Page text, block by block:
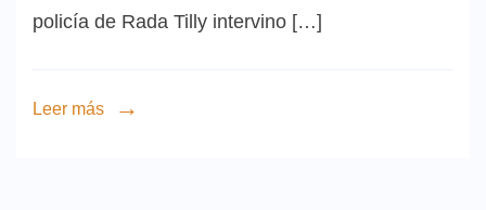
policía de Rada Tilly intervino […]
Leer más